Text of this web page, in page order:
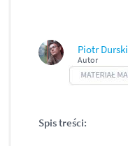
Piotr Durski
Autor
Spis treści: